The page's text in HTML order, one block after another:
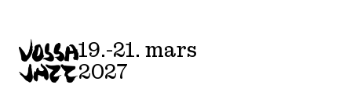
content
19.-21. mars
2027